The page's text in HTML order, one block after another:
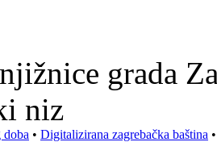
grada
niz
doba • Digitalizirana zagrebačka baština